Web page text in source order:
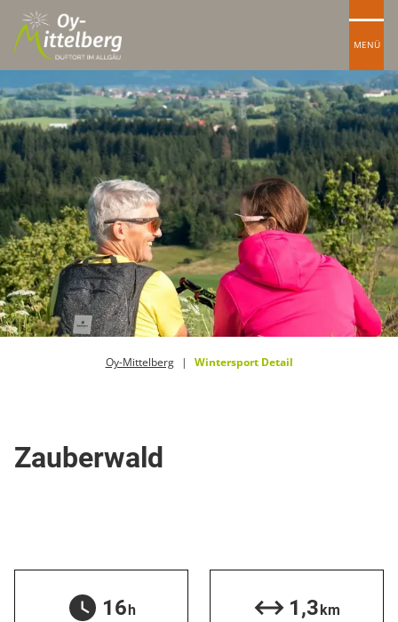
MENÜ
Oy-Mittelberg Wintersport Detail
Zauberwald
16h
1,3km